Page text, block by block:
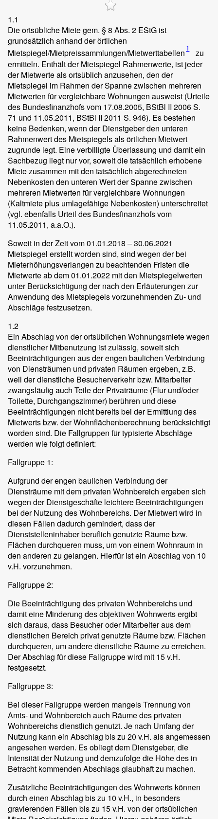
1.1
Die ortsübliche Miete gem. § 8 Abs. 2 EStG ist
grundsätzlich anhand der örtlichen
Mietspiegel/Mietpreissammlungen/Mietwerttabellen 1
zu
ermitteln. Enthält der Mietspiegel Rahmenwerte, ist jeder
der Mietwerte als ortsüblich anzusehen, den der
Mietspiegel im Rahmen der Spanne zwischen mehreren
Mietwerten für vergleichbare Wohnungen ausweist (Urteile
des Bundesfinanzhofs vom 17.08.2005, BStBl II 2006 S.
71 und 11.05.2011, BStBl II 2011 S. 946). Es bestehen
keine Bedenken, wenn der Dienstgeber den unteren
Rahmenwert des Mietspiegels als örtlichen Mietwert
zugrunde legt. Eine verbilligte Überlassung und damit ein
Sachbezug liegt nur vor, soweit die tatsächlich erhobene
Miete zusammen mit den tatsächlich abgerechneten
Nebenkosten den unteren Wert der Spanne zwischen
mehreren Mietwerten für vergleichbare Wohnungen
(Kaltmiete plus umlagefähige Nebenkosten) unterschreitet
(vgl. ebenfalls Urteil des Bundesfinanzhofs vom
11.05.2011, a.a.O.).
Soweit in der Zeit vom 01.01.2018 – 30.06.2021
Mietspiegel erstellt worden sind, sind wegen der bei
Mieterhöhungsverlangen zu beachtenden Fristen die
Mietwerte ab dem 01.01.2022 mit den Mietspiegelwerten
unter Berücksichtigung der nach den Erläuterungen zur
Anwendung des Mietspiegels vorzunehmenden Zu- und
Abschläge festzusetzen.
1.2
Ein Abschlag von der ortsüblichen Wohnungsmiete wegen
dienstlicher Mitbenutzung ist zulässig, soweit sich
Beeinträchtigungen aus der engen baulichen Verbindung
von Diensträumen und privaten Räumen ergeben, z.B.
weil der dienstliche Besucherverkehr bzw. Mitarbeiter
zwangsläufig auch Teile der Privaträume (Flur und/oder
Toilette, Durchgangszimmer) berühren und diese
Beeinträchtigungen nicht bereits bei der Ermittlung des
Mietwerts bzw. der Wohnflächenberechnung berücksichtigt
worden sind. Die Fallgruppen für typisierte Abschläge
werden wie folgt definiert:
Fallgruppe 1:
Aufgrund der engen baulichen Verbindung der
Diensträume mit dem privaten Wohnbereich ergeben sich
wegen der Dienstgeschäfte leichtere Beeinträchtigungen
bei der Nutzung des Wohnbereichs. Der Mietwert wird in
diesen Fällen dadurch gemindert, dass der
Dienststelleninhaber beruflich genutzte Räume bzw.
Flächen durchqueren muss, um von einem Wohnraum in
den anderen zu gelangen. Hierfür ist ein Abschlag von 10
v.H. vorzunehmen.
Fallgruppe 2:
Die Beeinträchtigung des privaten Wohnbereichs und
damit eine Minderung des objektiven Wohnwerts ergibt
sich daraus, dass Besucher oder Mitarbeiter aus dem
dienstlichen Bereich privat genutzte Räume bzw. Flächen
durchqueren, um andere dienstliche Räume zu erreichen.
Der Abschlag für diese Fallgruppe wird mit 15 v.H.
festgesetzt.
Fallgruppe 3:
Bei dieser Fallgruppe werden mangels Trennung von
Amts- und Wohnbereich auch Räume des privaten
Wohnbereichs dienstlich genutzt. Je nach Umfang der
Nutzung kann ein Abschlag bis zu 20 v.H. als angemessen
angesehen werden. Es obliegt dem Dienstgeber, die
Intensität der Nutzung und demzufolge die Höhe des in
Betracht kommenden Abschlags glaubhaft zu machen.
Zusätzliche Beeinträchtigungen des Wohnwerts können
durch einen Abschlag bis zu 10 v.H., in besonders
gravierenden Fällen bis zu 15 v.H. von der ortsüblichen